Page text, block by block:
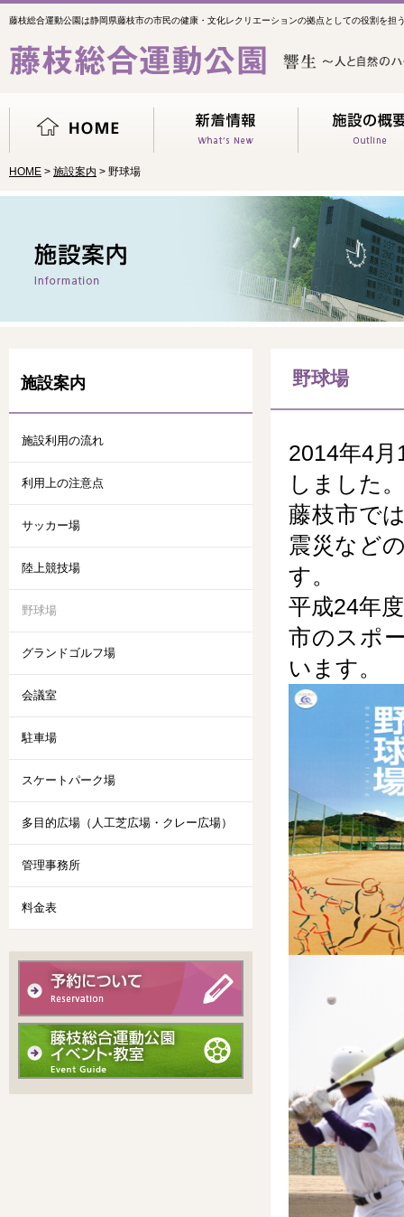
藤枝総合運動公園は静岡県藤枝市の市民の健康・文化レクリエーションの拠点としての役割を担
HOME > 施設案内 > 野球場
野球場
2014年4
しました。
藤枝市で
震災など
す。
平成24年
市のスポ
います。
施設案内
施設利用の流れ
利用上の注意点
サッカー場
陸上競技場
野球場
グランドゴルフ場
会議室
駐車場
スケートパーク場
多目的広場（人工芝広場・クレー広場）
管理事務所
料金表